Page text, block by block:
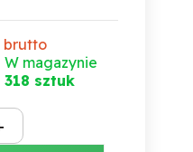
brutto
W magazynie
318 sztuk